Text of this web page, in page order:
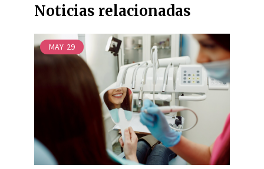
Noticias relacionadas
MAY 29